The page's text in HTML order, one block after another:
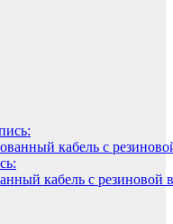
кабель с
кабель с резиновой